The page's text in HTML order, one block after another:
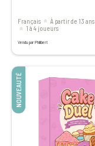
Français à partir de 13 ans
1 à 4 joueurs
Vendu par Philibert
NOUVEAUTÉ